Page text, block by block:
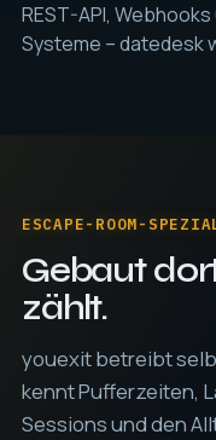
REST-API,
Systeme – datedesk
ESCAPE-ROOM-
Gebaut
zählt.
youexit betreibt
kennt Pufferzeiten,
Sessions und den